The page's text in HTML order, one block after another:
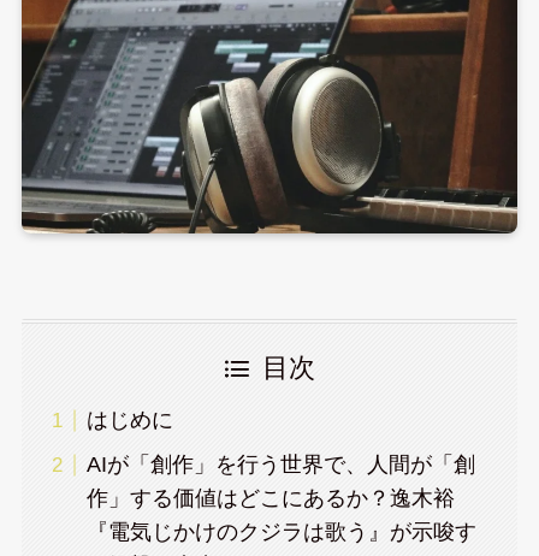
目次
はじめに
AIが「創作」を行う世界で、人間が「創
作」する価値はどこにあるか？逸木裕
『電気じかけのクジラは歌う』が示唆す